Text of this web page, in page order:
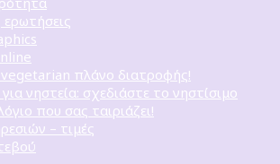
ερωτήσεις
πλάνο διατροφής!
νηστεία: σχεδιάστε το νηστίσιμο
που σας ταιριάζει!
– τιμές